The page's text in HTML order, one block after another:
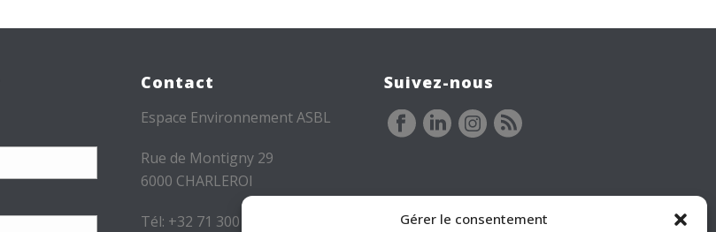
Gérer le consentement
Contact
Espace Environnement ASBL
Rue de Montigny 29
6000 CHARLEROI
Tél: +32 71 300 300
Suivez-nous